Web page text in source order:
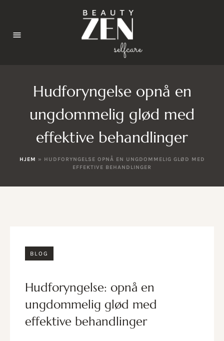
Hudforyngelse opnå en
ungdommelig glød med
effektive behandlinger
HJEM » HUDFORYNGELSE OPNÅ EN UNGDOMMELIG GLØD MED
EFFEKTIVE BEHANDLINGER
BLOG
hudforyngelse: opnå en
ungdommelig glød med
effektive behandlinger